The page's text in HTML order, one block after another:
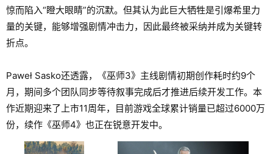
惊而陷入“瞪大眼睛”的沉默。但其认为此巨大牺牲是引爆希里力
量的关键，能够增强剧情冲击力，因此最终被采纳并成为关键转
折点。
Paweł Sasko还透露，《巫师3》主线剧情初期创作耗时约9个
月，期间多个团队同步等待叙事完成后才推进后续开发工作。本
作近期迎来了上市11周年，目前游戏全球累计销量已超过6000万
份，续作《巫师4》也正在锐意开发中。